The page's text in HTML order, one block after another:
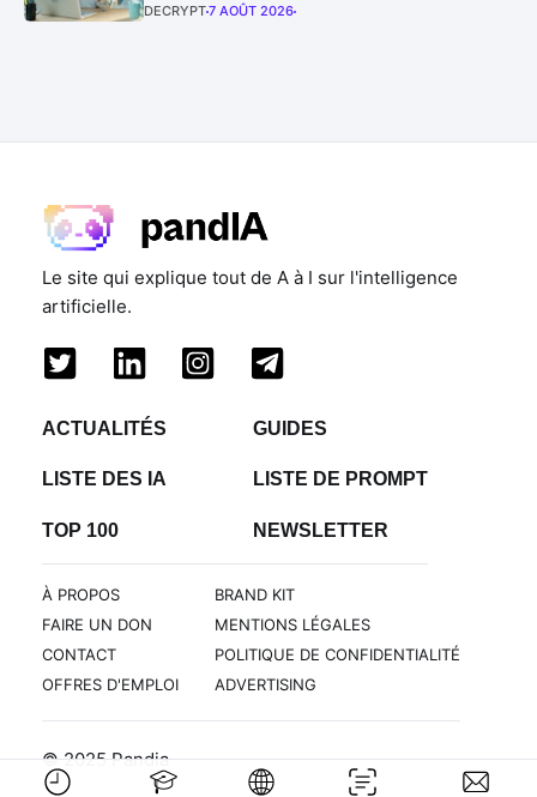
DECRYPT7 AOÛT 2026
Le site qui explique tout de A à I sur l'intelligence
artificielle.
ACTUALITÉS GUIDES
LISTE DES IA LISTE DE PROMPT
TOP 100 NEWSLETTER
À PROPOS
FAIRE UN DON
CONTACT
OFFRES D'EMPLOI
BRAND KIT
MENTIONS LÉGALES
POLITIQUE DE CONFIDENTIALITÉ
ADVERTISING
© 2025 Pandia